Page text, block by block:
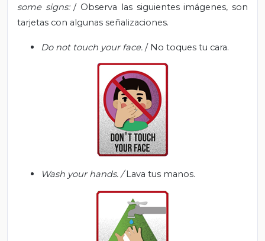
some signs:/ Observa las siguientes imágenes, son
tarjetas con algunas señalizaciones.
Do not touch your face. / No toques tu cara.
Wash your hands. / Lava tus manos.